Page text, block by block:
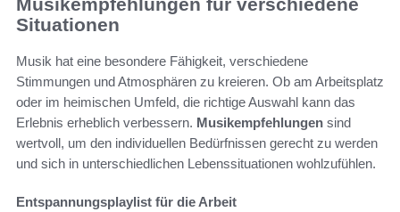
Musikempfehlungen für verschiedene
Situationen
Musik hat eine besondere Fähigkeit, verschiedene
Stimmungen und Atmosphären zu kreieren. Ob am Arbeitsplatz
oder im heimischen Umfeld, die richtige Auswahl kann das
Erlebnis erheblich verbessern. Musikempfehlungen sind
wertvoll, um den individuellen Bedürfnissen gerecht zu werden
und sich in unterschiedlichen Lebenssituationen wohlzufühlen.
Entspannungsplaylist für die Arbeit